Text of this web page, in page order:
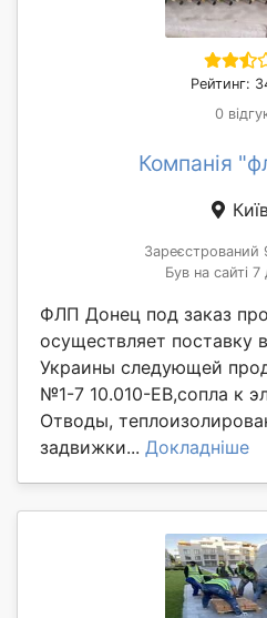
Рейтинг:
0
Компанія
Зареєстрований
Був на сайті 7
ФЛП Донец под заказ
осуществляет поставку
Украины следующей
№1-7 10.010-ЕВ,сопла к
Отводы,
задвижки... Докладніше